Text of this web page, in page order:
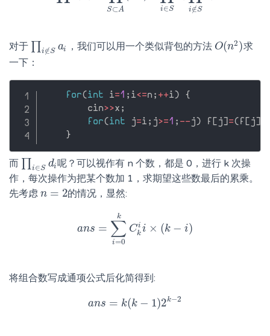
S⊂A i∈S i∉S
对于 ∏ i∉S ai
∉Sai ，我们可以用一个类似背包的方法 O(n2)
O(n2 ) 求
一下：
for( int i=1 ; i<=n ; ++i )
{
        cin
>>x ;
for( int j=i ; j>=1 ; -- j ) f j =( f j
}
而 ∏ i∈S di
∈Sdi 呢？可以视作有 n 个数，都是 0，进行 k 次操
作，每次操作为把某个数加 1，求期望这些数最后的累乘。
先考虑 n = 2
n=2 的情况，显然:
ans = ∑
i=0
k
Ci
ki × (k − i)
a ns= ∑ 0kC kii× (k−i)
将组合数写成通项公式后化简得到:
ans = k(k − 1)2k−2
an s= k(k− 1) 2k−2